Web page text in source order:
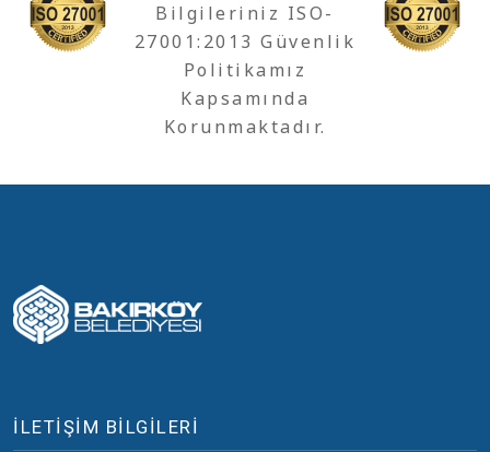
Bilgileriniz ISO-
27001:2013 Güvenlik
Politikamız
Kapsamında
Korunmaktadır.
İLETİŞİM BİLGİLERİ